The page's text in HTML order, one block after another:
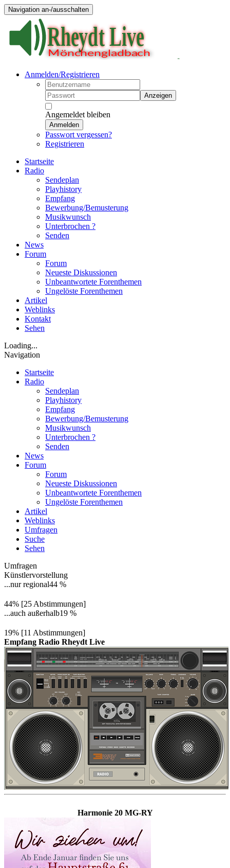
Navigation an-/ausschalten
Anmelden/Registrieren
Anzeigen
Angemeldet bleiben
Anmelden
Passwort vergessen?
Registrieren
Startseite
Radio
Sendeplan
Playhistory
Empfang
Bewerbung/Bemusterung
Musikwunsch
Unterbrochen ?
Senden
News
Forum
Forum
Neueste Diskussionen
Unbeantwortete Forenthemen
Ungelöste Forenthemen
Artikel
Weblinks
Kontakt
Sehen
Loading...
Navigation
Startseite
Radio
Sendeplan
Playhistory
Empfang
Bewerbung/Bemusterung
Musikwunsch
Unterbrochen ?
Senden
News
Forum
Forum
Neueste Diskussionen
Unbeantwortete Forenthemen
Ungelöste Forenthemen
Artikel
Weblinks
Umfragen
Suche
Sehen
Umfragen
Künstlervorstellung
...nur regional44 %
44% [25 Abstimmungen]
...auch außerhalb19 %
19% [11 Abstimmungen]
Empfang Radio Rheydt Live
Harmonie 20 MG-RY